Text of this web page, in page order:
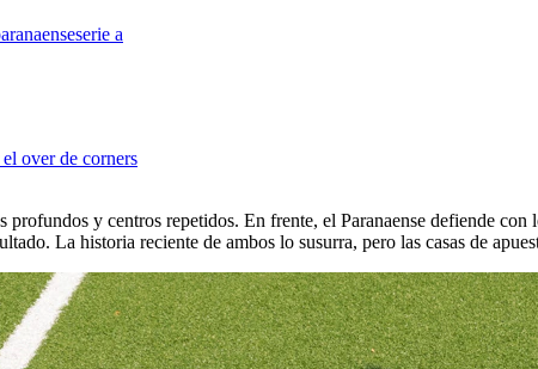
serie a
over de corners
profundos y centros repetidos. En frente, el Paranaense defiende
La historia reciente de ambos lo susurra, pero las casas de